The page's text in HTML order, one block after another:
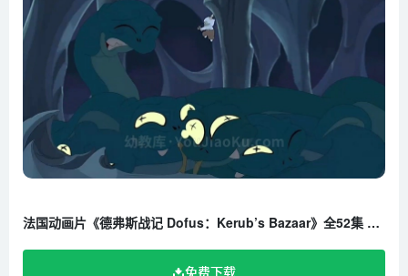
法国动画片《德弗斯战记 Dofus：Kerub’s Bazaar》全52集 中文版52集+英语版52集 720P/MP4/9.19G 百度云网盘下载
免费下载